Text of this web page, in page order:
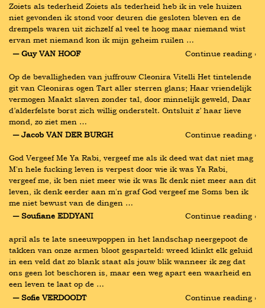
Zoiets als tederheid Zoiets als tederheid heb ik in vele huizen
niet gevonden ik stond voor deuren die gesloten bleven en de
drempels waren uit zichzelf al veel te hoog maar niemand wist
ervan met niemand kon ik mijn geheim ruilen …
― Guy VAN HOOF
Continue reading ›
Op de bevalligheden van juffrouw Cleonira Vitelli Het tintelende
git van Cleoniras ogen Tart aller sterren glans; Haar vriendelijk
vermogen Maakt slaven zonder tal, door minnelijk geweld, Daar
d’alderfelste borst zich willig onderstelt. Ontsluit z’ haar lieve
mond, zo ziet men …
― Jacob VAN DER BURGH
Continue reading ›
God Vergeef Me Ya Rabi, vergeef me als ik deed wat dat niet mag
M'n hele fucking leven is verpest door wie ik was Ya Rabi,
vergeef me, ik ben niet meer wie ik was Ik denk niet meer aan dit
leven, ik denk eerder aan m'n graf God vergeef me Soms ben ik
me niet bewust van de dingen …
― Soufiane EDDYANI
Continue reading ›
april als te late sneeuwpoppen in het landschap neergepoot de
takken van onze armen bloot gesparteld: wreed klinkt elk geluid
in een veld dat zo blank staat als jouw blik wanneer ik zeg dat
ons geen lot beschoren is, maar een weg apart een waarheid en
een leven te laat op de …
― Sofie VERDOODT
Continue reading ›